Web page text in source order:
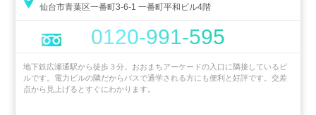
仙台市青葉区一番町3-6-1 一番町平和ビル4階
0120-991-595
地下鉄広瀬通駅から徒歩３分。おおまちアーケードの入口に隣接しているビ
ルです。電力ビルの隣だからバスで通学される方にも便利と好評です。交差
点から見上げるとすぐにわかります。